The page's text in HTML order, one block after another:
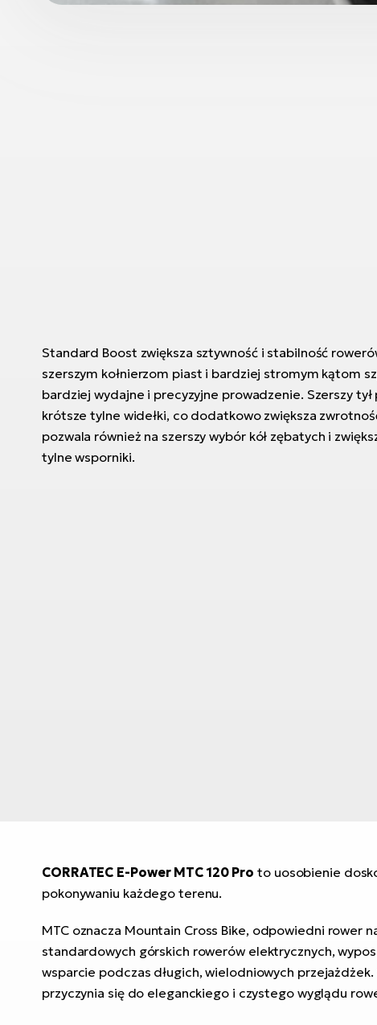
Standard Boost zwiększa sztywność i stabilność
szerszym kołnierzom piast i bardziej stromym kątom
bardziej wydajne i precyzyjne prowadzenie. Szerszy tył
krótsze tylne widełki, co dodatkowo zwiększa
pozwala również na szerszy wybór kół zębatych i
tylne wsporniki.
CORRATEC E-Power MTC 120 Proto uosobienie
pokonywaniu każdego terenu.
MTC oznacza Mountain Cross Bike, odpowiedni rower
standardowych górskich rowerów elektrycznych,
wsparcie podczas długich, wielodniowych
przyczynia się do eleganckiego i czystego wyglądu